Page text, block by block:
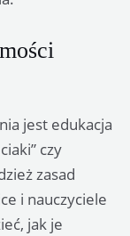
jest edukacja
czy
zasad
i nauczyciele
jak je